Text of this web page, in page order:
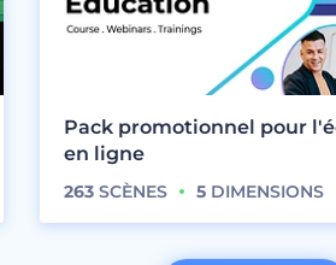
Pack promotionnel pour
en ligne
263 SCÈNES 5 DIMENSIONS